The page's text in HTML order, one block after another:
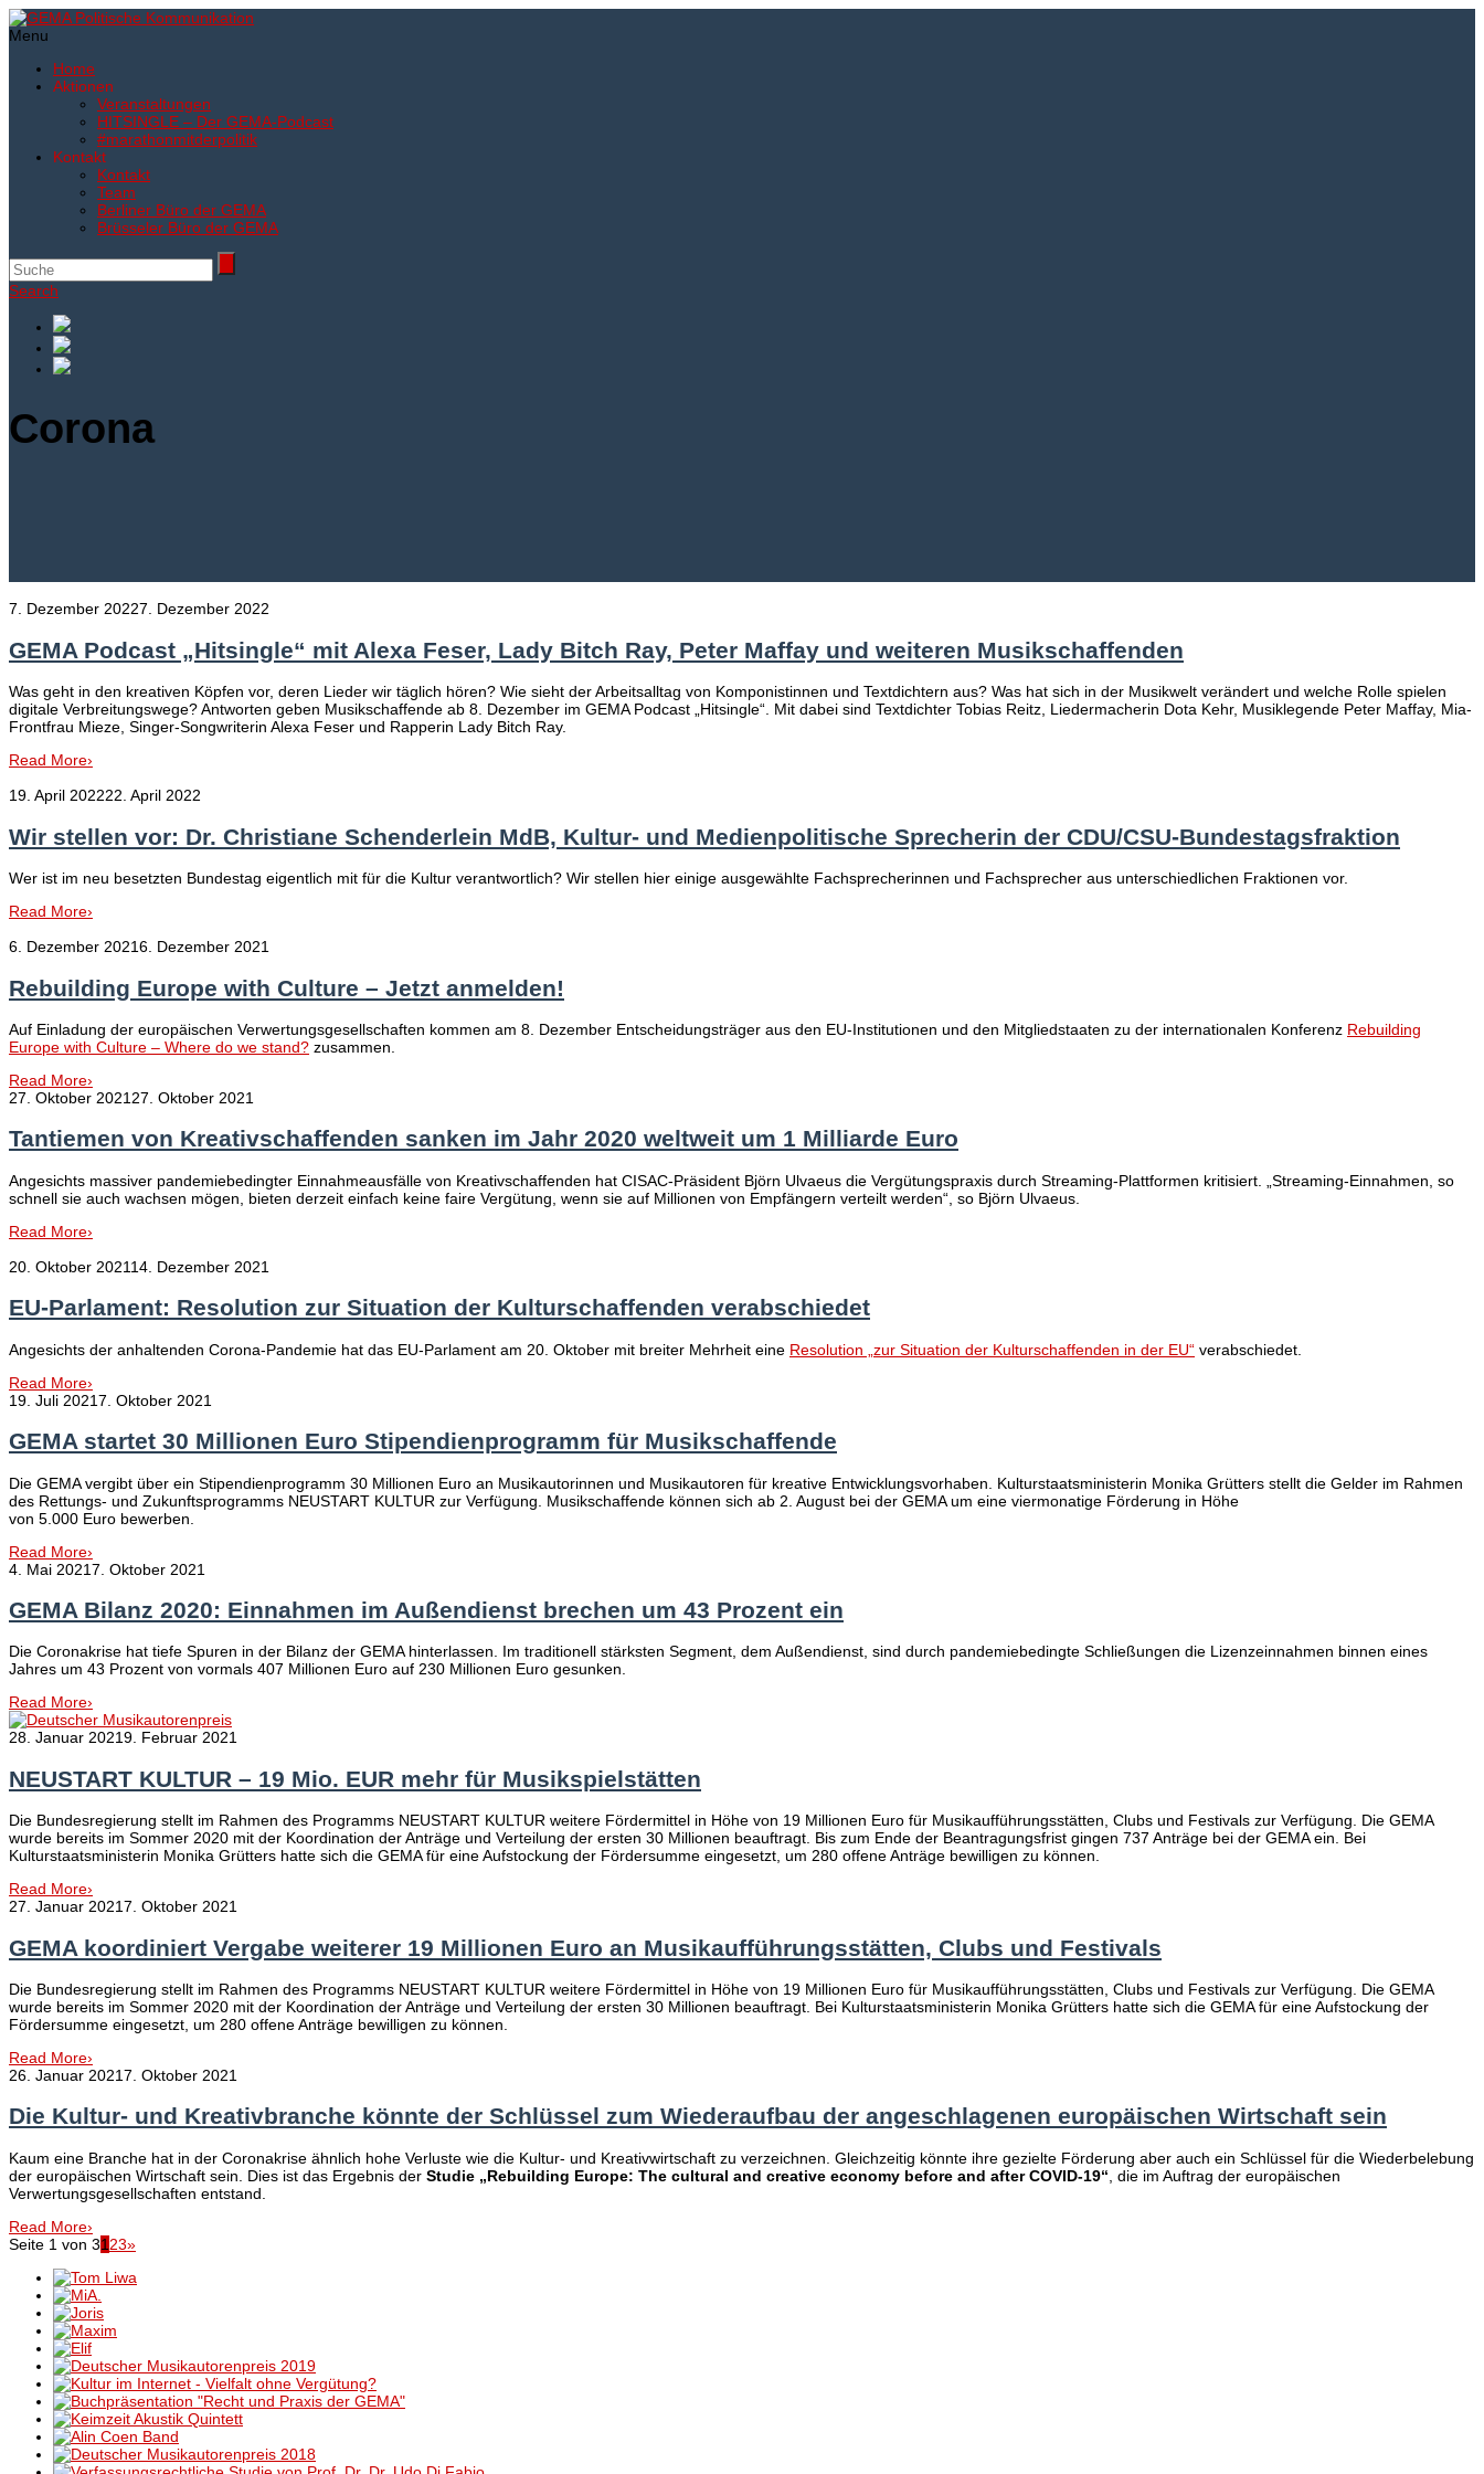
Menu
Home
Aktionen
Veranstaltungen
HITSINGLE – Der GEMA-Podcast
#marathonmitderpolitik
Kontakt
Kontakt
Team
Berliner Büro der GEMA
Brüsseler Büro der GEMA
Search
Corona
7. Dezember 20227. Dezember 2022
GEMA Podcast „Hitsingle“ mit Alexa Feser, Lady Bitch Ray, Peter Maffay und weiteren Musikschaffenden
Was geht in den kreativen Köpfen vor, deren Lieder wir täglich hören? Wie sieht der Arbeitsalltag von Komponistinnen und Textdichtern aus? Was hat sich in der Musikwelt verändert und welche Rolle spielen
digitale Verbreitungswege? Antworten geben Musikschaffende ab 8. Dezember im GEMA Podcast „Hitsingle“. Mit dabei sind Textdichter Tobias Reitz, Liedermacherin Dota Kehr, Musiklegende Peter Maffay, Mia-
Frontfrau Mieze, Singer-Songwriterin Alexa Feser und Rapperin Lady Bitch Ray.
Read More›
19. April 202222. April 2022
Wir stellen vor: Dr. Christiane Schenderlein MdB, Kultur- und Medienpolitische Sprecherin der CDU/CSU-Bundestagsfraktion
Wer ist im neu besetzten Bundestag eigentlich mit für die Kultur verantwortlich? Wir stellen hier einige ausgewählte Fachsprecherinnen und Fachsprecher aus unterschiedlichen Fraktionen vor.
Read More›
6. Dezember 20216. Dezember 2021
Rebuilding Europe with Culture – Jetzt anmelden!
Auf Einladung der europäischen Verwertungsgesellschaften kommen am 8. Dezember Entscheidungsträger aus den EU-Institutionen und den Mitgliedstaaten zu der internationalen Konferenz Rebuilding
Europe with Culture – Where do we stand? zusammen.
Read More›
27. Oktober 2021 27. Oktober 2021
Tantiemen von Kreativschaffenden sanken im Jahr 2020 weltweit um 1 Milliarde Euro
Angesichts massiver pandemiebedingter Einnahmeausfälle von Kreativschaffenden hat CISAC-Präsident Björn Ulvaeus die Vergütungspraxis durch Streaming-Plattformen kritisiert. „Streaming-Einnahmen, so
schnell sie auch wachsen mögen, bieten derzeit einfach keine faire Vergütung, wenn sie auf Millionen von Empfängern verteilt werden“, so Björn Ulvaeus.
Read More›
20. Oktober 202114. Dezember 2021
EU-Parlament: Resolution zur Situation der Kulturschaffenden verabschiedet
Angesichts der anhaltenden Corona-Pandemie hat das EU-Parlament am 20. Oktober mit breiter Mehrheit eine Resolution „zur Situation der Kulturschaffenden in der EU“ verabschiedet.
Read More›
19. Juli 20217. Oktober 2021
GEMA startet 30 Millionen Euro Stipendienprogramm für Musikschaffende
Die GEMA vergibt über ein Stipendienprogramm 30 Millionen Euro an Musikautorinnen und Musikautoren für kreative Entwicklungsvorhaben. Kulturstaatsministerin Monika Grütters stellt die Gelder im Rahmen
des Rettungs- und Zukunftsprogramms NEUSTART KULTUR zur Verfügung. Musikschaffende können sich ab 2. August bei der GEMA um eine viermonatige Förderung in Höhe
von 5.000 Euro bewerben.
Read More›
4. Mai 20217. Oktober 2021
GEMA Bilanz 2020: Einnahmen im Außendienst brechen um 43 Prozent ein
Die Coronakrise hat tiefe Spuren in der Bilanz der GEMA hinterlassen. Im traditionell stärksten Segment, dem Außendienst, sind durch pandemiebedingte Schließungen die Lizenzeinnahmen binnen eines
Jahres um 43 Prozent von vormals 407 Millionen Euro auf 230 Millionen Euro gesunken.
Read More›
28. Januar 20219. Februar 2021
NEUSTART KULTUR – 19 Mio. EUR mehr für Musikspielstätten
Die Bundesregierung stellt im Rahmen des Programms NEUSTART KULTUR weitere Fördermittel in Höhe von 19 Millionen Euro für Musikaufführungsstätten, Clubs und Festivals zur Verfügung. Die GEMA
wurde bereits im Sommer 2020 mit der Koordination der Anträge und Verteilung der ersten 30 Millionen beauftragt. Bis zum Ende der Beantragungsfrist gingen 737 Anträge bei der GEMA ein. Bei
Kulturstaatsministerin Monika Grütters hatte sich die GEMA für eine Aufstockung der Fördersumme eingesetzt, um 280 offene Anträge bewilligen zu können.
Read More›
27. Januar 20217. Oktober 2021
GEMA koordiniert Vergabe weiterer 19 Millionen Euro an Musikaufführungsstätten, Clubs und Festivals
Die Bundesregierung stellt im Rahmen des Programms NEUSTART KULTUR weitere Fördermittel in Höhe von 19 Millionen Euro für Musikaufführungsstätten, Clubs und Festivals zur Verfügung. Die GEMA
wurde bereits im Sommer 2020 mit der Koordination der Anträge und Verteilung der ersten 30 Millionen beauftragt. Bei Kulturstaatsministerin Monika Grütters hatte sich die GEMA für eine Aufstockung der
Fördersumme eingesetzt, um 280 offene Anträge bewilligen zu können.
Read More›
26. Januar 20217. Oktober 2021
Die Kultur- und Kreativbranche könnte der Schlüssel zum Wiederaufbau der angeschlagenen europäischen Wirtschaft sein
Kaum eine Branche hat in der Coronakrise ähnlich hohe Verluste wie die Kultur- und Kreativwirtschaft zu verzeichnen. Gleichzeitig könnte ihre gezielte Förderung aber auch ein Schlüssel für die Wiederbelebung
der europäischen Wirtschaft sein. Dies ist das Ergebnis der Studie „Rebuilding Europe: The cultural and creative economy before and after COVID-19“ , die im Auftrag der europäischen
Verwertungsgesellschaften entstand.
Read More›
Seite 1 von 31 23»